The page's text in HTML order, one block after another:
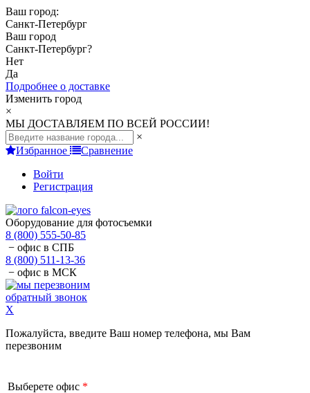
Ваш город:
Санкт-Петербург
Ваш город
Санкт-Петербург?
Нет
Да
Подробнее о доставке
Изменить город
×
МЫ ДОСТАВЛЯЕМ ПО ВСЕЙ РОССИИ!
×
Избранное
Сравнение
Войти
Регистрация
Оборудование для фотосъемки
8 (800) 555-50-85
− офис в СПБ
8 (800) 511-13-36
− офис в МСК
обратный звонок
X
Пожалуйста, введите Ваш номер телефона, мы Вам
перезвоним
Выберете офис *